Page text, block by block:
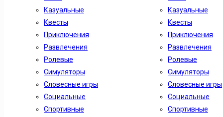
Казуальные
Квесты
Приключения
Развлечения
Ролевые
Симуляторы
Словесные игры
Социальные
Спортивные
Казуальные
Квесты
Приключения
Развлечения
Ролевые
Симуляторы
Словесные игры
Социальные
Спортивные